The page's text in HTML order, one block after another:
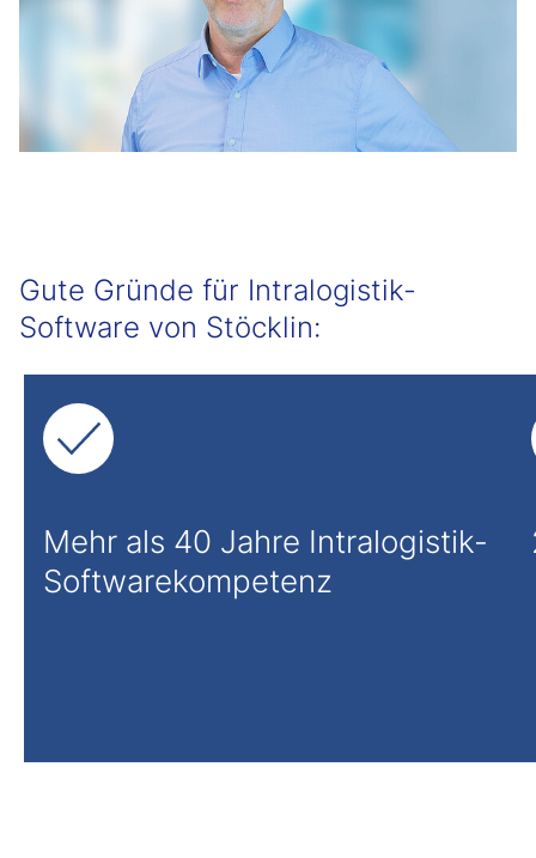
Gute Gründe für Intralogistik-
Software von Stöcklin:
Mehr als 40 Jahre Intralogistik-
Softwarekompetenz